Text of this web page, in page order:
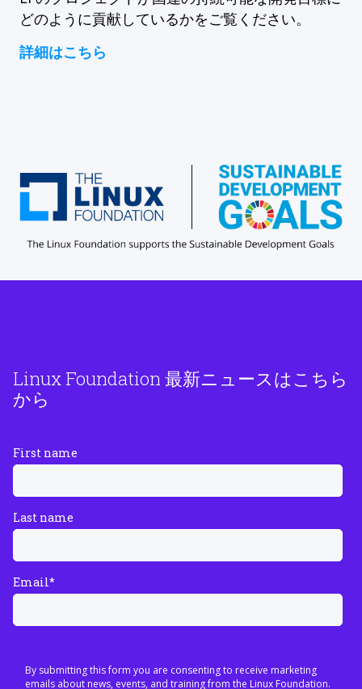
どのように貢献しているかをご覧ください。
詳細はこちら
Linux Foundation 最新ニュースはこちら
から
First name
Last name
Email*
By submitting this form you are consenting to receive marketing
emails about news, events, and training from the Linux Foundation.